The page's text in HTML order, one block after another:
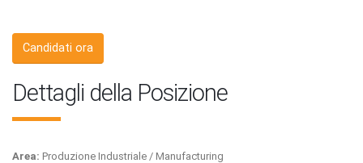
Candidati ora
Dettagli della Posizione
Area: Produzione Industriale / Manufacturing